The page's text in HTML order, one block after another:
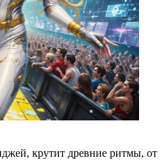
крутит древние ритмы, от